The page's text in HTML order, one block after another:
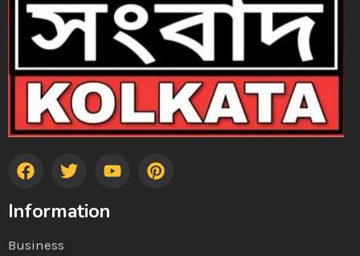
Information
Business